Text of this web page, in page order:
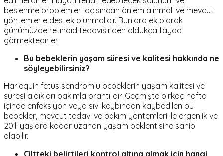
beslenme problemleri açısından önlem alınmalı ve mevcut
yöntemlerle destek olunmalıdır. Bunlara ek olarak
günümüzde retinoid tedavisinden oldukça fayda
görmektedirler.
Bu bebeklerin yaşam süresi ve kalitesi hakkında ne
söyleyebilirsiniz?
Harlequin fetüs sendromlu bebeklerin yaşam kalitesi ve
süresi aldıkları bakımla orantılıdır. Geçmişte birkaç hafta
içinde enfeksiyon veya sıvı kaybından kaybedilen bu
bebekler, mevcut tedavi ve bakım yöntemleri ile ergenlik ve
20'li yaşlara kadar uzanan yaşam beklentisine sahip
olabilir.
Ciltteki belirtileri kontrol altına almak için hangi